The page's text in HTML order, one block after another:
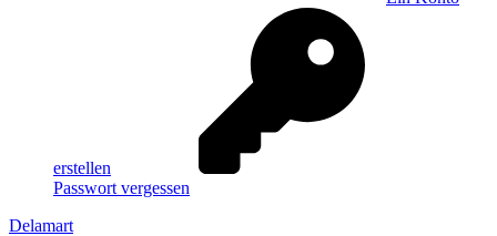
erstellen
Passwort vergessen
Delamart